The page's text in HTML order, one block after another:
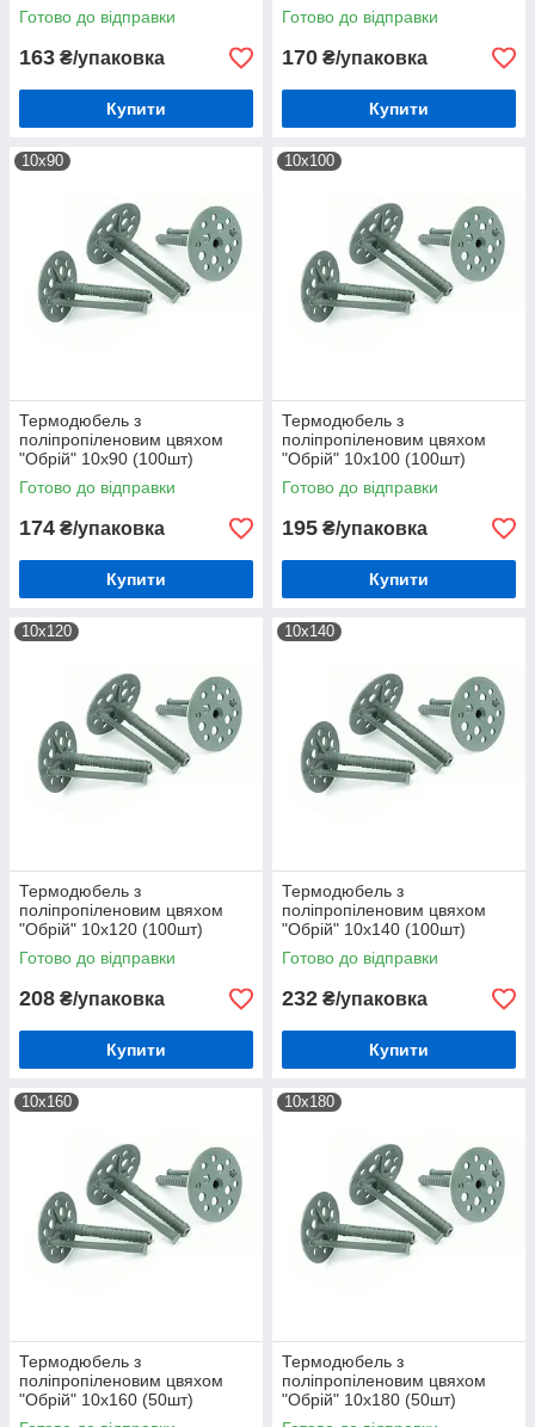
Готово до відправки
163 ₴/упаковка
Купити
Готово до відправки
170 ₴/упаковка
Купити
10х90
Термодюбель з
поліпропіленовим цвяхом
"Обрій" 10х90 (100шт)
Готово до відправки
174 ₴/упаковка
Купити
10х100
Термодюбель з
поліпропіленовим цвяхом
"Обрій" 10х100 (100шт)
Готово до відправки
195 ₴/упаковка
Купити
10х120
Термодюбель з
поліпропіленовим цвяхом
"Обрій" 10х120 (100шт)
Готово до відправки
208 ₴/упаковка
Купити
10х140
Термодюбель з
поліпропіленовим цвяхом
"Обрій" 10х140 (100шт)
Готово до відправки
232 ₴/упаковка
Купити
10х160
Термодюбель з
поліпропіленовим цвяхом
"Обрій" 10х160 (50шт)
10х180
Термодюбель з
поліпропіленовим цвяхом
"Обрій" 10х180 (50шт)